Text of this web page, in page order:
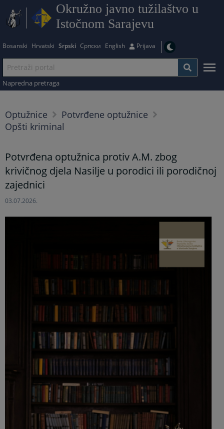
Okružno javno tužilaštvo u
Istočnom Sarajevu
Bosanski Hrvatski Srpski Српски English Prijava
Napredna pretraga
Optužnice
Potvrđene optužnice
Opšti kriminal
Potvrđena optužnica protiv A.M. zbog
krivičnog djela Nasilje u porodici ili porodičnoj
zajednici
03.07.2026.